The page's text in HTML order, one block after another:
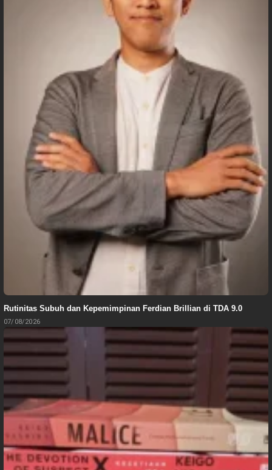
Rutinitas Subuh dan Kepemimpinan Ferdian Brillian di TDA 9.0
07/08/2026